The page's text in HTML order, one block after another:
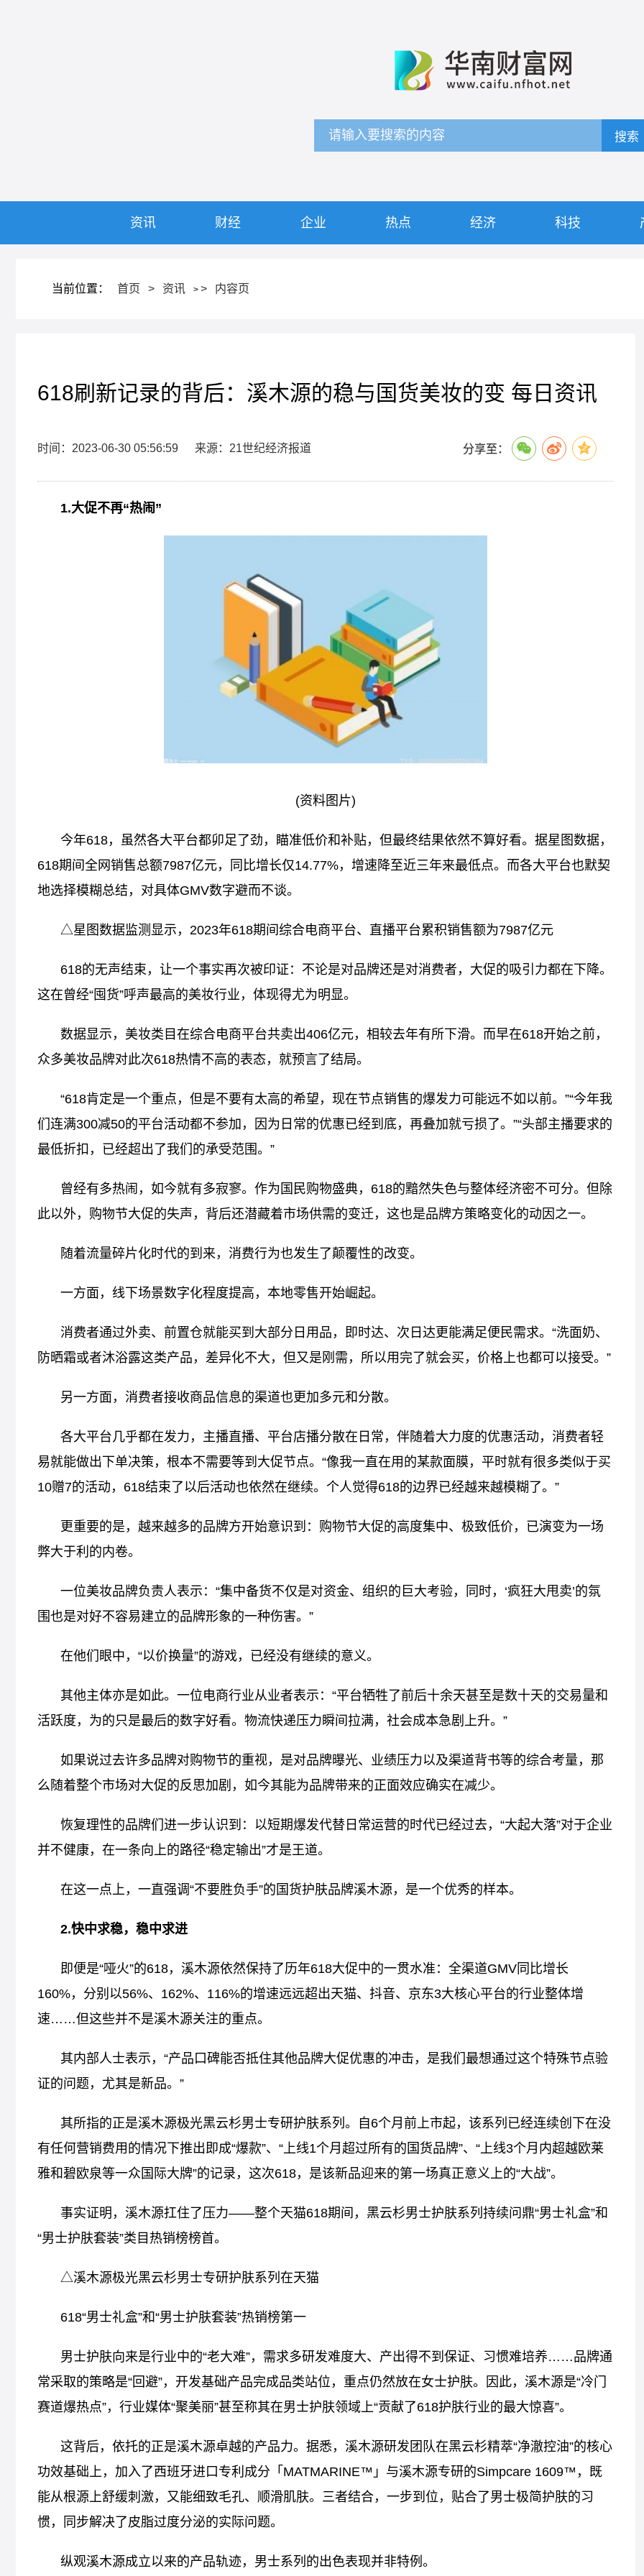
搜索
资讯 财经 企业 热点 经济 科技
当前位置： 首页 > 资讯 > > 内容页
618刷新记录的背后：溪木源的稳与国货美妆的变 每日资讯
时间：2023-06-30 05:56:59 来源：21世纪经济报道 分享至：
1.大促不再“热闹”
(资料图片)
今年618，虽然各大平台都卯足了劲，瞄准低价和补贴，但最终结果依然不算好看。据星图数据，
618期间全网销售总额7987亿元，同比增长仅14.77%，增速降至近三年来最低点。而各大平台也默契
地选择模糊总结，对具体GMV数字避而不谈。
△星图数据监测显示，2023年618期间综合电商平台、直播平台累积销售额为7987亿元
618的无声结束，让一个事实再次被印证：不论是对品牌还是对消费者，大促的吸引力都在下降。
这在曾经“囤货”呼声最高的美妆行业，体现得尤为明显。
数据显示，美妆类目在综合电商平台共卖出406亿元，相较去年有所下滑。而早在618开始之前，
众多美妆品牌对此次618热情不高的表态，就预言了结局。
“618肯定是一个重点，但是不要有太高的希望，现在节点销售的爆发力可能远不如以前。”“今年我
们连满300减50的平台活动都不参加，因为日常的优惠已经到底，再叠加就亏损了。”“头部主播要求的
最低折扣，已经超出了我们的承受范围。”
曾经有多热闹，如今就有多寂寥。作为国民购物盛典，618的黯然失色与整体经济密不可分。但除
此以外，购物节大促的失声，背后还潜藏着市场供需的变迁，这也是品牌方策略变化的动因之一。
随着流量碎片化时代的到来，消费行为也发生了颠覆性的改变。
一方面，线下场景数字化程度提高，本地零售开始崛起。
消费者通过外卖、前置仓就能买到大部分日用品，即时达、次日达更能满足便民需求。“洗面奶、
防晒霜或者沐浴露这类产品，差异化不大，但又是刚需，所以用完了就会买，价格上也都可以接受。”
另一方面，消费者接收商品信息的渠道也更加多元和分散。
各大平台几乎都在发力，主播直播、平台店播分散在日常，伴随着大力度的优惠活动，消费者轻
易就能做出下单决策，根本不需要等到大促节点。“像我一直在用的某款面膜，平时就有很多类似于买
10赠7的活动，618结束了以后活动也依然在继续。个人觉得618的边界已经越来越模糊了。”
更重要的是，越来越多的品牌方开始意识到：购物节大促的高度集中、极致低价，已演变为一场
弊大于利的内卷。
一位美妆品牌负责人表示：“集中备货不仅是对资金、组织的巨大考验，同时，‘疯狂大甩卖’的氛
围也是对好不容易建立的品牌形象的一种伤害。”
在他们眼中，“以价换量”的游戏，已经没有继续的意义。
其他主体亦是如此。一位电商行业从业者表示：“平台牺牲了前后十余天甚至是数十天的交易量和
活跃度，为的只是最后的数字好看。物流快递压力瞬间拉满，社会成本急剧上升。”
如果说过去许多品牌对购物节的重视，是对品牌曝光、业绩压力以及渠道背书等的综合考量，那
么随着整个市场对大促的反思加剧，如今其能为品牌带来的正面效应确实在减少。
恢复理性的品牌们进一步认识到：以短期爆发代替日常运营的时代已经过去，“大起大落”对于企业
并不健康，在一条向上的路径“稳定输出”才是王道。
在这一点上，一直强调“不要胜负手”的国货护肤品牌溪木源，是一个优秀的样本。
2.快中求稳，稳中求进
即便是“哑火”的618，溪木源依然保持了历年618大促中的一贯水准：全渠道GMV同比增长
160%，分别以56%、162%、116%的增速远远超出天猫、抖音、京东3大核心平台的行业整体增
速……但这些并不是溪木源关注的重点。
其内部人士表示，“产品口碑能否抵住其他品牌大促优惠的冲击，是我们最想通过这个特殊节点验
证的问题，尤其是新品。”
其所指的正是溪木源极光黑云杉男士专研护肤系列。自6个月前上市起，该系列已经连续创下在没
有任何营销费用的情况下推出即成“爆款”、“上线1个月超过所有的国货品牌”、“上线3个月内超越欧莱
雅和碧欧泉等一众国际大牌”的记录，这次618，是该新品迎来的第一场真正意义上的“大战”。
事实证明，溪木源扛住了压力——整个天猫618期间，黑云杉男士护肤系列持续问鼎“男士礼盒”和
“男士护肤套装”类目热销榜榜首。
△溪木源极光黑云杉男士专研护肤系列在天猫
618“男士礼盒”和“男士护肤套装”热销榜第一
男士护肤向来是行业中的“老大难”，需求多研发难度大、产出得不到保证、习惯难培养……品牌通
常采取的策略是“回避”，开发基础产品完成品类站位，重点仍然放在女士护肤。因此，溪木源是“冷门
赛道爆热点”，行业媒体“聚美丽”甚至称其在男士护肤领域上“贡献了618护肤行业的最大惊喜”。
这背后，依托的正是溪木源卓越的产品力。据悉，溪木源研发团队在黑云杉精萃“净澈控油”的核心
功效基础上，加入了西班牙进口专利成分「MATMARINE™」与溪木源专研的Simpcare 1609™，既
能从根源上舒缓刺激，又能细致毛孔、顺滑肌肤。三者结合，一步到位，贴合了男士极简护肤的习
惯，同步解决了皮脂过度分泌的实际问题。
纵观溪木源成立以来的产品轨迹，男士系列的出色表现并非特例。